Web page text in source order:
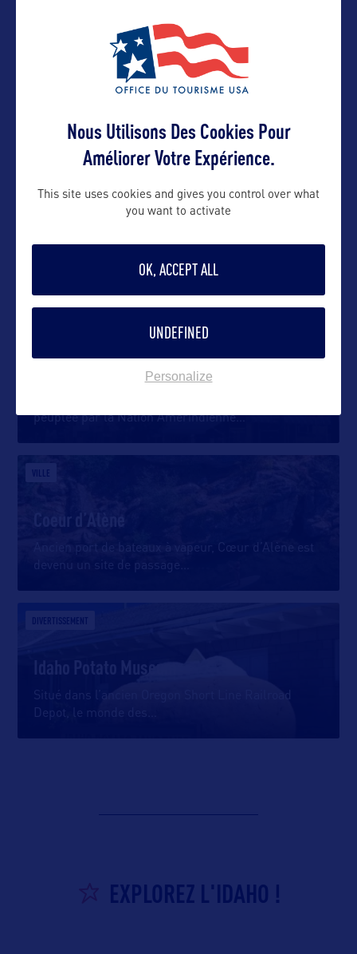
Suivre
DANS LA MÊME CATEGORIE
peuplée par la Nation Amérindienne…
VILLE
Coeur d’Alène
Ancien port de bateaux à vapeur, Cœur d’Alène est
devenu un site de passage
DIVERTISSEMENT
Idaho Potato Museum
Situé dans l’ancien Oregon Short Line Railroad
Depot, le monde des
EXPLOREZ L'IDAHO !
Nous Utilisons Des Cookies Pour
Améliorer Votre Expérience.
This site uses cookies and gives you control over what
you want to activate
OK, ACCEPT ALL
UNDEFINED
Personalize